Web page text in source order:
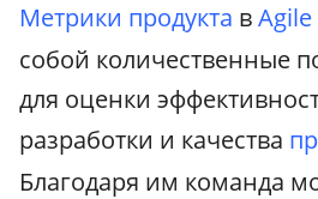
Метрики продукта вAgile
собой количественные
для оценки
разработки и качества
Благодаря им команда